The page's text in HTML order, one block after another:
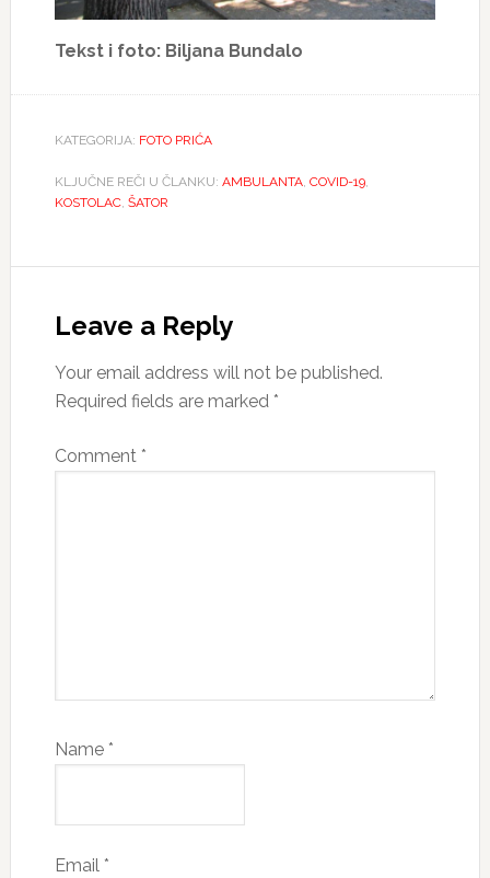
Tekst i foto: Biljana Bundalo
KATEGORIJA: FOTO PRIĆA
KLJUČNE REČI U ČLANKU: AMBULANTA, COVID-19,
KOSTOLAC, ŠATOR
Interactions
Leave a Reply
Your email address will not be published.
Required fields are marked *
Comment *
Name *
Email *